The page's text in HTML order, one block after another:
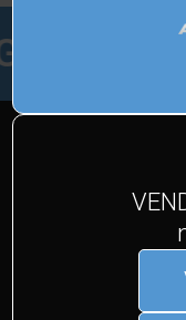
Nous avons